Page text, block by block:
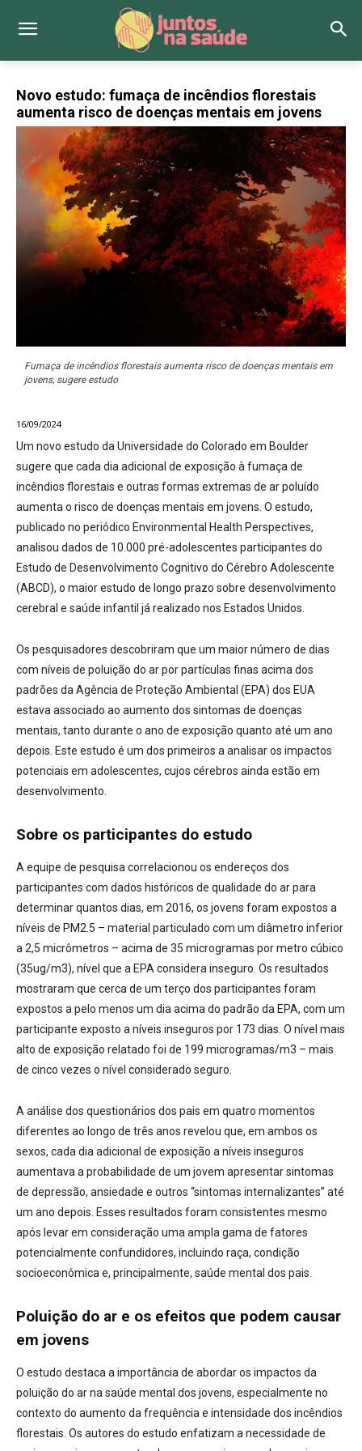
Novo estudo: fumaça de incêndios florestais
aumenta risco de doenças mentais em jovens
Fumaça de incêndios florestais aumenta risco de doenças mentais em
jovens, sugere estudo
16/09/2024
Um novo estudo da Universidade do Colorado em Boulder
sugere que cada dia adicional de exposição à fumaça de
incêndios florestais e outras formas extremas de ar poluído
aumenta o risco de doenças mentais em jovens. O estudo,
publicado no periódico Environmental Health Perspectives,
analisou dados de 10.000 pré-adolescentes participantes do
Estudo de Desenvolvimento Cognitivo do Cérebro Adolescente
(ABCD), o maior estudo de longo prazo sobre desenvolvimento
cerebral e saúde infantil já realizado nos Estados Unidos.
Os pesquisadores descobriram que um maior número de dias
com níveis de poluição do ar por partículas finas acima dos
padrões da Agência de Proteção Ambiental (EPA) dos EUA
estava associado ao aumento dos sintomas de doenças
mentais, tanto durante o ano de exposição quanto até um ano
depois. Este estudo é um dos primeiros a analisar os impactos
potenciais em adolescentes, cujos cérebros ainda estão em
desenvolvimento.
Sobre os participantes do estudo
A equipe de pesquisa correlacionou os endereços dos
participantes com dados históricos de qualidade do ar para
determinar quantos dias, em 2016, os jovens foram expostos a
níveis de PM2.5 – material particulado com um diâmetro inferior
a 2,5 micrômetros – acima de 35 microgramas por metro cúbico
(35ug/m3), nível que a EPA considera inseguro. Os resultados
mostraram que cerca de um terço dos participantes foram
expostos a pelo menos um dia acima do padrão da EPA, com um
participante exposto a níveis inseguros por 173 dias. O nível mais
alto de exposição relatado foi de 199 microgramas/m3 – mais
de cinco vezes o nível considerado seguro.
A análise dos questionários dos pais em quatro momentos
diferentes ao longo de três anos revelou que, em ambos os
sexos, cada dia adicional de exposição a níveis inseguros
aumentava a probabilidade de um jovem apresentar sintomas
de depressão, ansiedade e outros “sintomas internalizantes” até
um ano depois. Esses resultados foram consistentes mesmo
após levar em consideração uma ampla gama de fatores
potencialmente confundidores, incluindo raça, condição
socioeconômica e, principalmente, saúde mental dos pais.
Poluição do ar e os efeitos que podem causar
em jovens
O estudo destaca a importância de abordar os impactos da
poluição do ar na saúde mental dos jovens, especialmente no
contexto do aumento da frequência e intensidade dos incêndios
florestais. Os autores do estudo enfatizam a necessidade de